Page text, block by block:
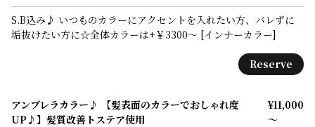
S.B込み♪ いつものカラーにアクセントを入れたい方、バレずに
垢抜けたい方に☆全体カラーは+￥3300～ [インナーカラー]
Reserve
アンブレラカラー♪ 【髪表面のカラーでおしゃれ度
UP♪】髪質改善トステア使用
¥11,000
～